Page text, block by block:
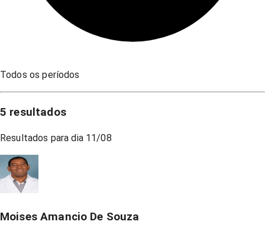
Todos os períodos
5 resultados
Resultados para dia 11/08
Moises Amancio De Souza